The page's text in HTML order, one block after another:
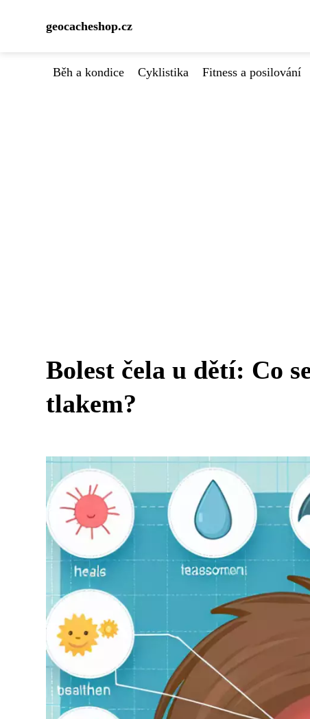
geocacheshop.cz
Běh a kondice Cyklistika Fitness a posilování
Bolest čela u dětí: Co
tlakem?